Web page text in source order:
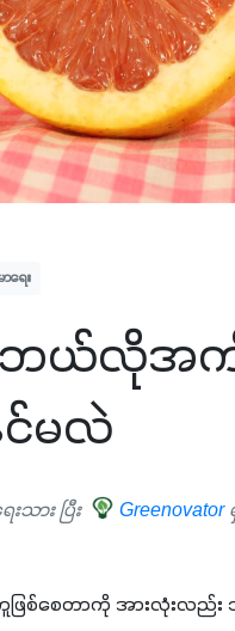
ရေး
ယ်လိုအကျို
မလဲ
းသား ပြီး Greenovator
ြစ်စေတာကို အားလုံးလည်း